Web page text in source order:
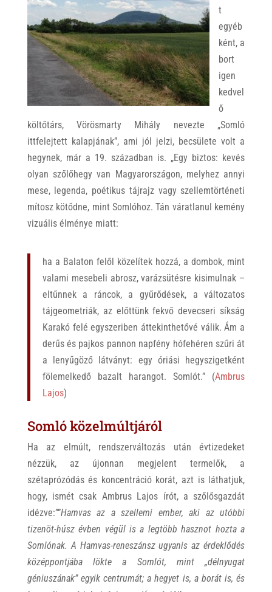
t
egyéb
ként, a
bort
igen
kedvel
ő
költőtárs, Vörösmarty Mihály nevezte „Somló
ittfelejtett kalapjának”, ami jól jelzi, becsülete volt a
hegynek, már a 19. században is. „Egy biztos: kevés
olyan szőlőhegy van Magyarországon, melyhez annyi
mese, legenda, poétikus tájrajz vagy szellemtörténeti
mítosz kötődne, mint Somlóhoz. Tán váratlanul kemény
vizuális élménye miatt:
ha a Balaton felől közelítek hozzá, a dombok, mint
valami mesebeli abrosz, varázsütésre kisimulnak –
eltűnnek a ráncok, a gyűrődések, a változatos
tájgeometriák, az előttünk fekvő devecseri síkság
Karakó felé egyszeriben áttekinthetővé válik. Ám a
derűs és pajkos pannon napfény hófehéren szűri át
a lenyűgöző látványt: egy óriási hegyszigetként
fölemelkedő bazalt harangot. Somlót.” (Ambrus
Lajos)
Somló közelmúltjáról
Ha az elmúlt, rendszerváltozás után évtizedeket
nézzük, az újonnan megjelent termelők, a
szétaprózódás és koncentráció korát, azt is láthatjuk,
hogy, ismét csak Ambrus Lajos írót, a szőlősgazdát
idézve:””Hamvas az a szellemi ember, aki az utóbbi
tizenöt-húsz évben végül is a legtöbb hasznot hozta a
Somlónak. A Hamvas-reneszánsz ugyanis az érdeklődés
középpontjába lökte a Somlót, mint „délnyugat
géniuszának” egyik centrumát; a hegyet is, a borát is, és